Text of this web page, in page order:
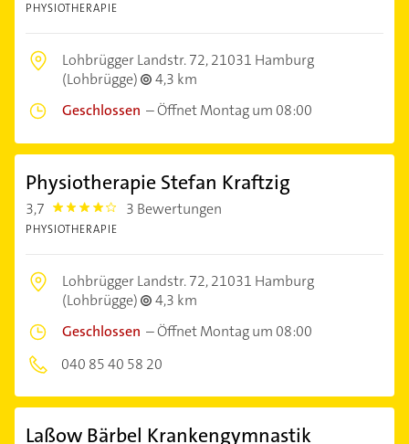
PHYSIOTHERAPIE
Lohbrügger Landstr. 72,21031 Hamburg
(Lohbrügge)
4,3 km
Geschlossen –Öffnet Montag um 08:00
Physiotherapie Stefan Kraftzig
3,7 3.7 3 Bewertungen
PHYSIOTHERAPIE
Lohbrügger Landstr. 72,21031 Hamburg
(Lohbrügge)
4,3 km
Geschlossen –Öffnet Montag um 08:00
040 85 40 58 20
Laßow Bärbel Krankengymnastik